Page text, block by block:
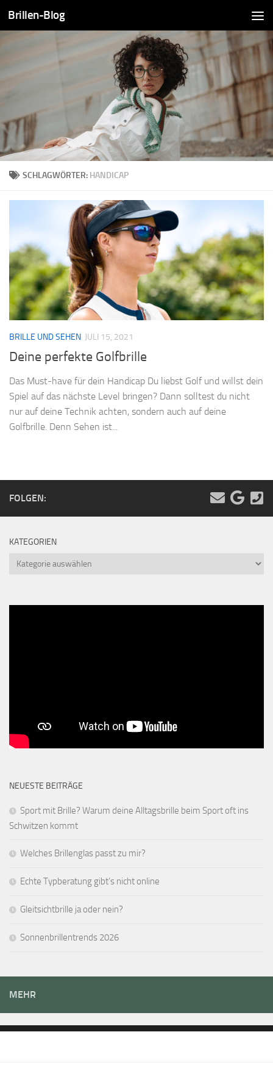
Zum Inhalt springen
Brillen-Blog
SCHLAGWÖRTER: HANDICAP
BRILLE UND SEHEN JULI 15, 2021
Deine perfekte Golfbrille
Das Must-have für dein Handicap Du liebst Golf und willst dein
Spiel auf das nächste Level bringen? Dann solltest du nicht
nur auf deine Technik achten, sondern auch auf deine
Golfbrille. Denn Sehen ist...
FOLGEN:
KATEGORIEN
Kategorien
NEUESTE BEITRÄGE
Sport mit Brille? Warum deine Alltagsbrille beim Sport oft ins
Schwitzen kommt
Welches Brillenglas passt zu mir?
Echte Typberatung gibt’s nicht online
Gleitsichtbrille ja oder nein?
Sonnenbrillentrends 2026
MEHR